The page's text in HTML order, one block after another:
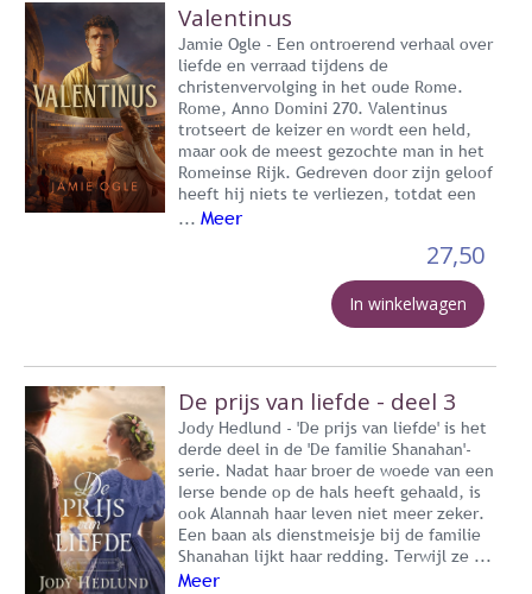
Valentinus
Jamie Ogle - Een ontroerend verhaal over
liefde en verraad tijdens de
christenvervolging in het oude Rome.
Rome, Anno Domini 270. Valentinus
trotseert de keizer en wordt een held,
maar ook de meest gezochte man in het
Romeinse Rijk. Gedreven door zijn geloof
heeft hij niets te verliezen, totdat een
... Meer
27,50
In winkelwagen
De prijs van liefde - deel 3
Jody Hedlund - 'De prijs van liefde' is het
derde deel in de 'De familie Shanahan'-
serie. Nadat haar broer de woede van een
Ierse bende op de hals heeft gehaald, is
ook Alannah haar leven niet meer zeker.
Een baan als dienstmeisje bij de familie
Shanahan lijkt haar redding. Terwijl ze ...
Meer